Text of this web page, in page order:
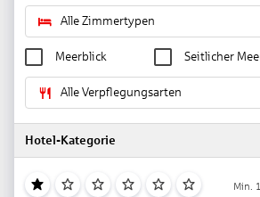
Alle Zimmertypen
Meerblick Seitlicher
Alle Verpflegungsarten
Hotel-Kategorie
Min.